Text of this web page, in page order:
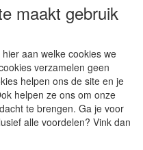
maakt gebruik
aan welke cookies we
verzamelen geen
helpen ons de site en je
helpen ze ons om onze
te brengen. Ga je voor
alle voordelen? Vink dan